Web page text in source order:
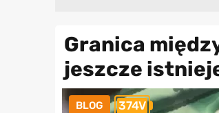
Granica
jeszcze
BLOG 374V